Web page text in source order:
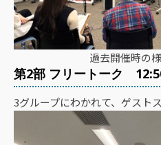
過去開催時の
第2部 フリートーク
3グループにわかれて、ゲスト